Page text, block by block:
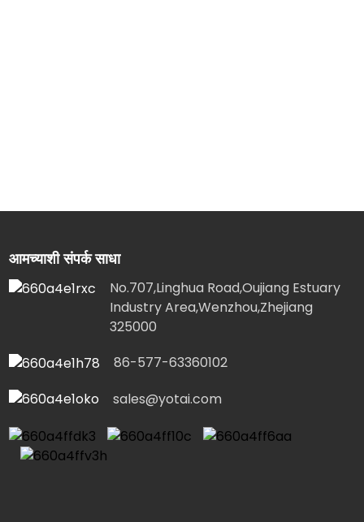
आमच्याशी संपर्क साधा
No.707,Linghua Road,Oujiang Estuary
Industry Area,Wenzhou,Zhejiang
325000
86-577-63360102
sales@yotai.com